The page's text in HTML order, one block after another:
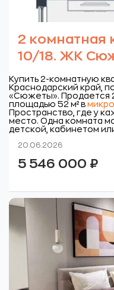
2 комнатная
10/18. ЖК
Купить 2-комнатную
Краснодарский край,
«Сюжеты». Продается
площадью 52 м² в
Пространство, где у
место. Одна комната
детской, кабинетом
20.06.2026
5 546 000 ₽